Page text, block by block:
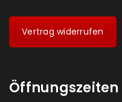
Vertrag widerrufen
Öffnungszeiten